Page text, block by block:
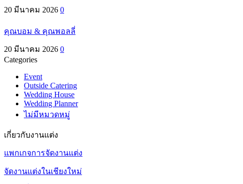
20 มีนาคม 2026 0
คุณบอม & คุณพอลลี่
20 มีนาคม 2026 0
Categories
Event
Outside Catering
Wedding House
Wedding Planner
ไม่มีหมวดหมู่
เกี่ยวกับงานแต่ง
แพกเกจการจัดงานแต่ง
จัดงานแต่งในเชียงใหม่